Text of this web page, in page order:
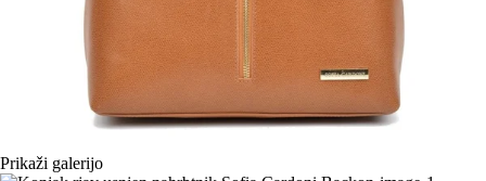
Prikaži galerijo